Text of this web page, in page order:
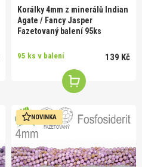
Korálky 4mm z minerálů Indian
Agate / Fancy Jasper
Fazetovaný balení 95ks
95 ks v balení 139 Kč
NOVINKA